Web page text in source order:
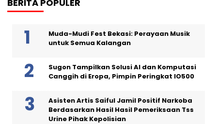
BERITA POPULER
Muda-Mudi Fest Bekasi: Perayaan Musik
untuk Semua Kalangan
Sugon Tampilkan Solusi AI dan Komputasi
Canggih di Eropa, Pimpin Peringkat IO500
Asisten Artis Saiful Jamil Positif Narkoba
Berdasarkan Hasil Hasil Pemeriksaan Tss
Urine Pihak Kepolisian